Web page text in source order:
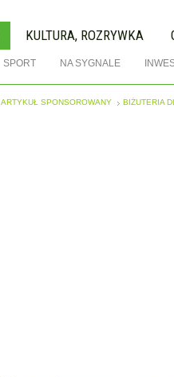
KULTURA, ROZRYWKA
SPORT NA SYGNALE
ARTYKUŁ SPONSOROWANY BIŻUTERIA